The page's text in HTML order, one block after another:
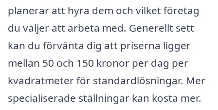
planerar att hyra dem och vilket företag
du väljer att arbeta med. Generellt sett
kan du förvänta dig att priserna ligger
mellan 50 och 150 kronor per dag per
kvadratmeter för standardlösningar. Mer
specialiserade ställningar kan kosta mer.